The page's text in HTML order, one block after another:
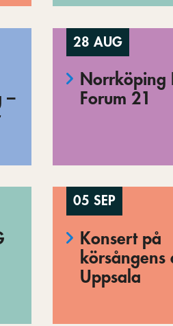
–
28 AUG
Norrköping
Forum 21
05 SEP
Konsert på
körsångens
Uppsala